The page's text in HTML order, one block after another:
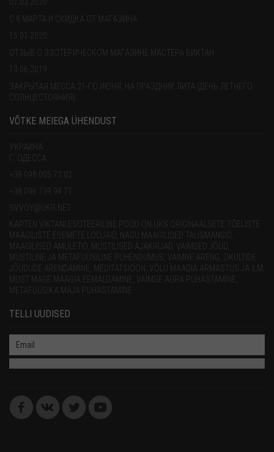
С 8 МАРТА И СКИДКА ОТ МАГАЗИНА
ОТЗЫВ О ЭЗОТЕРИЧЕСКОМ МАГАЗИНЕ МАСТЕРА ВИКТАН
13.06.2019
ЗАКРЫТАЯ МЕССА 21-ГО ИЮНЯ, НА ПРАЗДНИК ЛИТА (ДЕНЬ ЛЕТНЕГО
СОЛНЦЕСТОЯНИЯ).
VÕTKE MEIEGA ÜHENDUST
УКРАИНА
Г. ОДЕССА
+38 098 005 73 02
+38 096 739 94 71
SVVOY@UKR.NET
KAPTEN VIKTANI ESOTEERILINE POOD ON ÜKS ORIGINAALSETE TÕELISTE
MAAGILISTE ESEMETE LOOJAID, NAGU MAAGILISED TALISMANGID,
MAAGILISED AMULETID, MÜSTILISED AJAKIRJAD, VAIMSED JÕUD,
MÜSTILINE JA METAFÜÜSILINE PÜHENDUMUS, VAIMNE ARENG, OKULTIDE
JÕUDUDE ARENDAMINE, MEDITATSIOON, VÕLU MAAGIA ARMASTUS JA ILM,
MUST MAGE MAAGIA EEMALDAMINE, VAIMSE AURA PUHASTAMINE,
METAFÜÜSIKA MAJA PUHASTAMINE.
TELLI UUDISED